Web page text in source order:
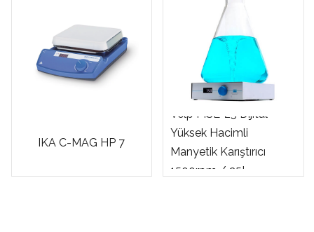
IKA C-MAG HP 7
Velp MSL-25 Dijital
Yüksek Hacimli
Manyetik Karıştırıcı
1500rpm / 25L